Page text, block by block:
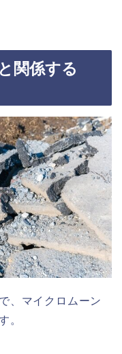
関係する
、マイクロムーン
。